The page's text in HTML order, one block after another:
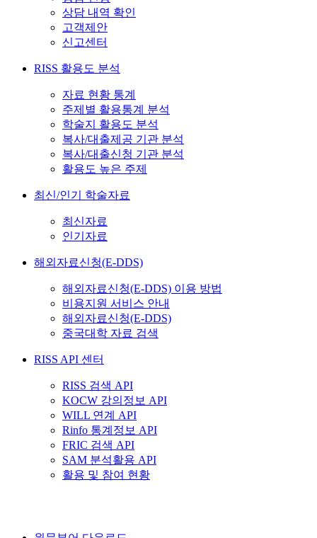
상담 내역 확인
고객제안
신고센터
RISS 활용도 분석
자료 현황 통계
주제별 활용통계 분석
학술지 활용도 분석
복사/대출제공 기관 분석
복사/대출신청 기관 분석
활용도 높은 주제
최신/인기 학술자료
최신자료
인기자료
해외자료신청(E-DDS)
해외자료신청(E-DDS) 이용 방법
비용지원 서비스 안내
해외자료신청(E-DDS)
중국대학 자료 검색
RISS API 센터
RISS 검색 API
KOCW 강의정보 API
WILL 연계 API
Rinfo 통계정보 API
FRIC 검색 API
SAM 분석활용 API
활용 및 참여 현황